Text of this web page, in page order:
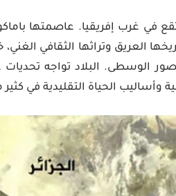
في غرب إفريقيا. عاصمتها
العريق وتراثها الثقافي
الوسطى. البلاد تواجه تحديات
وأساليب الحياة التقليدية في